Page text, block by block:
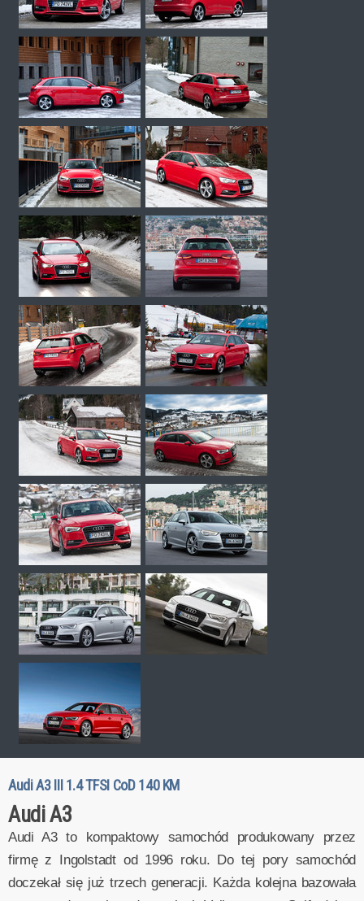
Audi A3 III 1.4 TFSI CoD 140 KM
Audi A3
Audi A3 to kompaktowy samochód produkowany przez
firmę z Ingolstadt od 1996 roku. Do tej pory samochód
doczekał się już trzech generacji. Każda kolejna bazowała